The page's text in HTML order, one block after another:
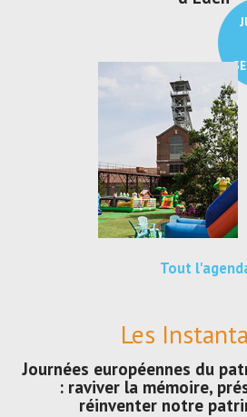
Tout
Les
Journées européennes du
: raviver la mémoire,
réinventer notre